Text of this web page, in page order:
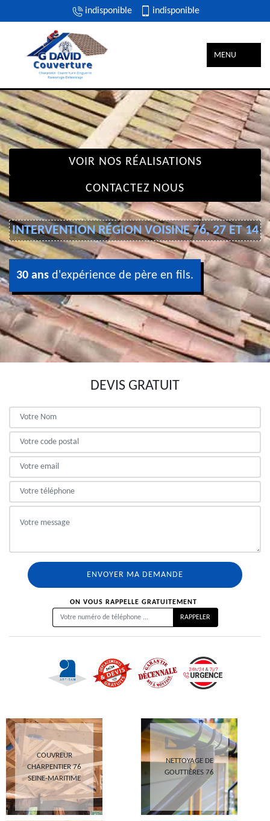
indisponible indisponible
MENU
VOIR NOS RÉALISATIONS
CONTACTEZ NOUS
INTERVENTION RÉGION VOISINE 76, 27 ET 14
30 ans d'expérience de père en fils.
DEVIS GRATUIT
ON VOUS RAPPELLE GRATUITEMENT
COUVREUR
CHARPENTIER 76
SEINE-MARITIME
NETTOYAGE DE
GOUTTIÈRES 76